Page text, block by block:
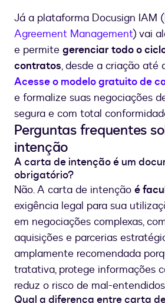
Já a plataforma Docusign IAM (
Agreement Management) vai
e permite gerenciar todo o
contratos, desde a criação até
Acesse o modelo gratuito de
e formalize suas negociações
segura e com total
Perguntas frequentes
intenção
A carta de intenção é um
obrigatório?
Não. A carta de intenção é
exigência legal para sua
em negociações complexas,
aquisições e parcerias
amplamente recomendada
tratativa, protege informações
reduz o risco de mal-
Qual a diferença entre carta